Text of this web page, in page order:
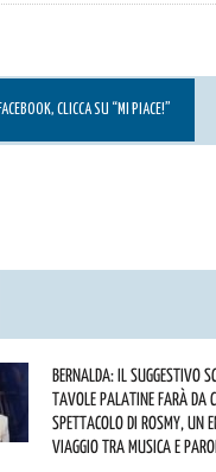
CLICCA SU “MI PIACE!”
Bernalda: il suggestivo
Tavole Palatine farà da
spettacolo di Rosmy, un
viaggio tra musica e